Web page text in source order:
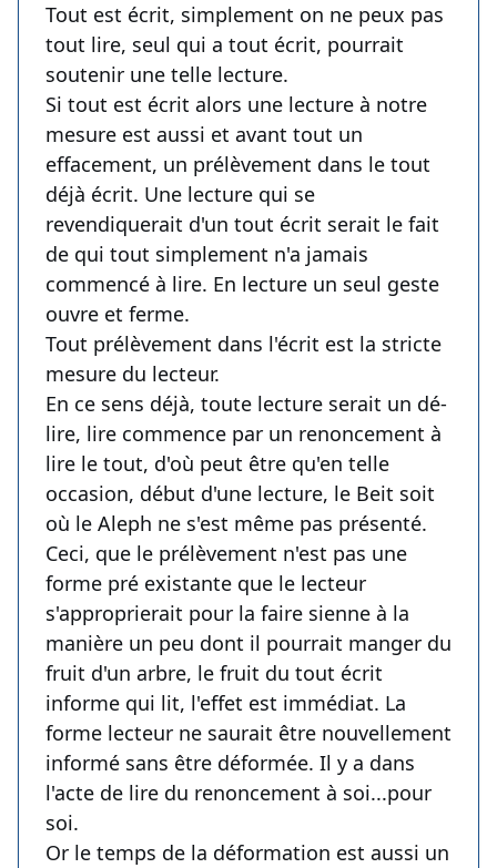
Tout est écrit, simplement on ne peux pas
tout lire, seul qui a tout écrit, pourrait
soutenir une telle lecture.
Si tout est écrit alors une lecture à notre
mesure est aussi et avant tout un
effacement, un prélèvement dans le tout
déjà écrit. Une lecture qui se
revendiquerait d'un tout écrit serait le fait
de qui tout simplement n'a jamais
commencé à lire. En lecture un seul geste
ouvre et ferme.
Tout prélèvement dans l'écrit est la stricte
mesure du lecteur.
En ce sens déjà, toute lecture serait un dé-
lire, lire commence par un renoncement à
lire le tout, d'où peut être qu'en telle
occasion, début d'une lecture, le Beit soit
où le Aleph ne s'est même pas présenté.
Ceci, que le prélèvement n'est pas une
forme pré existante que le lecteur
s'approprierait pour la faire sienne à la
manière un peu dont il pourrait manger du
fruit d'un arbre, le fruit du tout écrit
informe qui lit, l'effet est immédiat. La
forme lecteur ne saurait être nouvellement
informé sans être déformée. Il y a dans
l'acte de lire du renoncement à soi...pour
soi.
Or le temps de la déformation est aussi un